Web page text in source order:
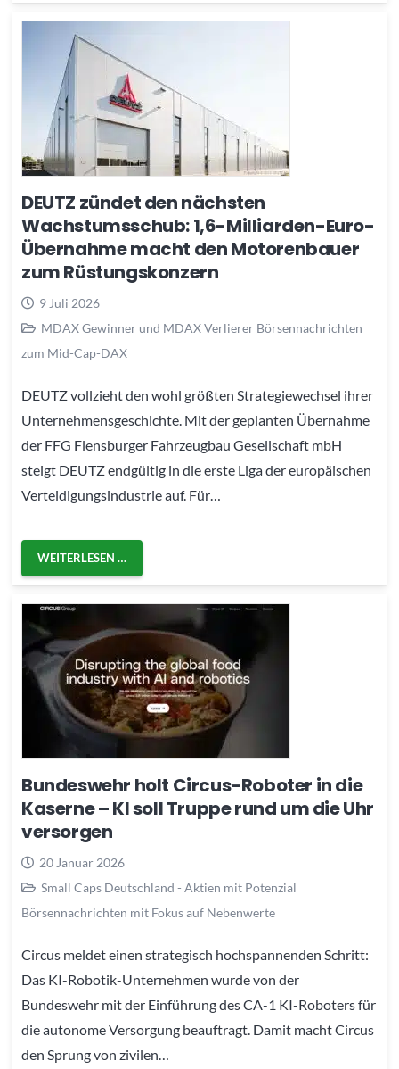
DEUTZ zündet den nächsten
Wachstumsschub: 1,6-Milliarden-Euro-
Übernahme macht den Motorenbauer
zum Rüstungskonzern
9 Juli 2026
MDAX Gewinner und MDAX Verlierer Börsennachrichten
zum Mid-Cap-DAX
DEUTZ vollzieht den wohl größten Strategiewechsel ihrer
Unternehmensgeschichte. Mit der geplanten Übernahme
der FFG Flensburger Fahrzeugbau Gesellschaft mbH
steigt DEUTZ endgültig in die erste Liga der europäischen
Verteidigungsindustrie auf. Für…
WEITERLESEN …
Bundeswehr holt Circus-Roboter in die
Kaserne – KI soll Truppe rund um die Uhr
versorgen
20 Januar 2026
Small Caps Deutschland - Aktien mit Potenzial
Börsennachrichten mit Fokus auf Nebenwerte
Circus meldet einen strategisch hochspannenden Schritt:
Das KI-Robotik-Unternehmen wurde von der
Bundeswehr mit der Einführung des CA-1 KI-Roboters für
die autonome Versorgung beauftragt. Damit macht Circus
den Sprung von zivilen…